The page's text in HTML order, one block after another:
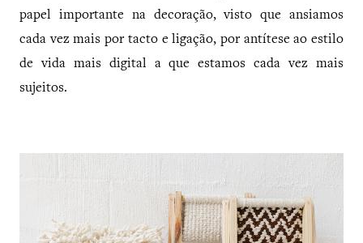
papel importante na decoração, visto que ansiamos
cada vez mais por tacto e ligação, por antítese ao estilo
de vida mais digital a que estamos cada vez mais
sujeitos.